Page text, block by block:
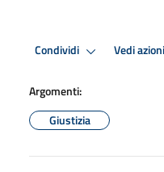
Condividi Vedi azioni
Argomenti:
Giustizia